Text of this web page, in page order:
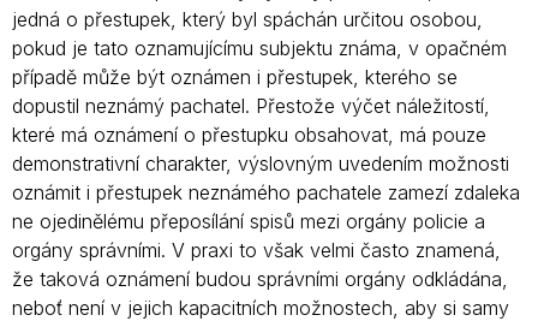
jedná o přestupek, který byl spáchán určitou osobou,
pokud je tato oznamujícímu subjektu známa, v opačném
případě může být oznámen i přestupek, kterého se
dopustil neznámý pachatel. Přestože výčet náležitostí,
které má oznámení o přestupku obsahovat, má pouze
demonstrativní charakter, výslovným uvedením možnosti
oznámit i přestupek neznámého pachatele zamezí zdaleka
ne ojedinělému přeposílání spisů mezi orgány policie a
orgány správními. V praxi to však velmi často znamená,
že taková oznámení budou správními orgány odkládána,
neboť není v jejich kapacitních možnostech, aby si samy